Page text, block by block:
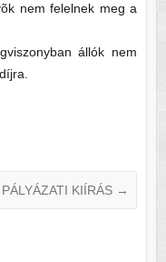
nem felelnek meg a
állók nem
KIÍRÁS →